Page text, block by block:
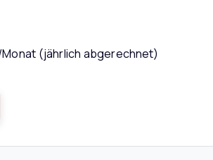
(jährlich abgerechnet)